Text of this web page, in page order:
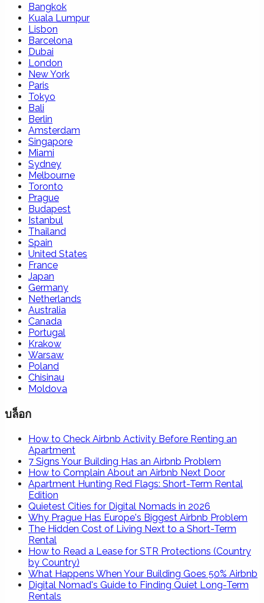
Bangkok
Kuala Lumpur
Lisbon
Barcelona
Dubai
London
New York
Paris
Tokyo
Bali
Berlin
Amsterdam
Singapore
Miami
Sydney
Melbourne
Toronto
Prague
Budapest
Istanbul
Thailand
Spain
United States
France
Japan
Germany
Netherlands
Australia
Canada
Portugal
Krakow
Warsaw
Poland
Chisinau
Moldova
บล็อก
How to Check Airbnb Activity Before Renting an
Apartment
7 Signs Your Building Has an Airbnb Problem
How to Complain About an Airbnb Next Door
Apartment Hunting Red Flags: Short-Term Rental
Edition
Quietest Cities for Digital Nomads in 2026
Why Prague Has Europe's Biggest Airbnb Problem
The Hidden Cost of Living Next to a Short-Term
Rental
How to Read a Lease for STR Protections (Country
by Country)
What Happens When Your Building Goes 50% Airbnb
Digital Nomad's Guide to Finding Quiet Long-Term
Rentals